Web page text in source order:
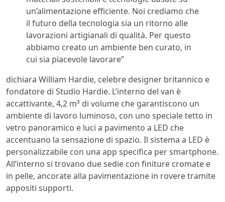
un’alimentazione efficiente. Noi crediamo che
il futuro della tecnologia sia un ritorno alle
lavorazioni artigianali di qualità. Per questo
abbiamo creato un ambiente ben curato, in
cui sia piacevole lavorare”
dichiara William Hardie, celebre designer britannico e
fondatore di Studio Hardie. L’interno del van è
accattivante, 4,2 m³ di volume che garantiscono un
ambiente di lavoro luminoso, con uno speciale tetto in
vetro panoramico e luci a pavimento a LED che
accentuano la sensazione di spazio. Il sistema a LED è
personalizzabile con una app specifica per smartphone.
All’interno si trovano due sedie con finiture cromate e
in pelle, ancorate alla pavimentazione in rovere tramite
appositi supporti.